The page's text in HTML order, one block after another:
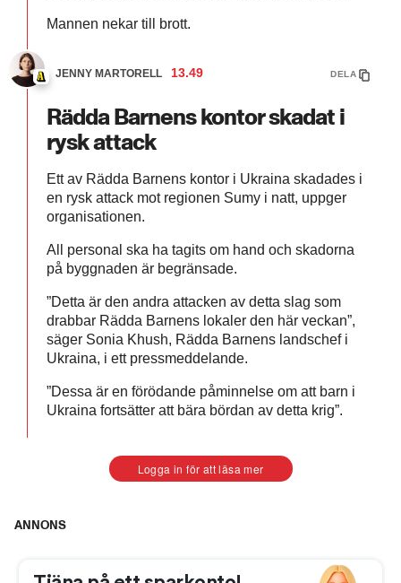
Mannen nekar till brott.
JENNY MARTORELL 13.49 DELA
Rädda Barnens kontor skadat i
rysk attack
Ett av Rädda Barnens kontor i Ukraina skadades i
en rysk attack mot regionen Sumy i natt, uppger
organisationen.
All personal ska ha tagits om hand och skadorna
på byggnaden är begränsade.
”Detta är den andra attacken av detta slag som
drabbar Rädda Barnens lokaler den här veckan”,
säger Sonia Khush, Rädda Barnens landschef i
Ukraina, i ett pressmeddelande.
”Dessa är en förödande påminnelse om att barn i
Ukraina fortsätter att bära bördan av detta krig”.
Logga in för att läsa mer
ANNONS